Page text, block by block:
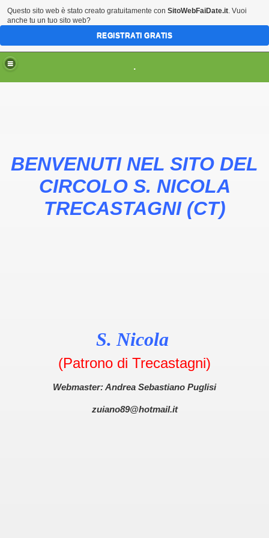
.
BENVENUTI NEL SITO DEL
CIRCOLO S. NICOLA
TRECASTAGNI (CT)
S. Nicola
(Patrono di Trecastagni)
Webmaster: Andrea Sebastiano Puglisi
zuiano89@hotmail.it
Questo sito web è stato creato gratuitamente con SitoWebFaiDate.it. Vuoi
anche tu un tuo sito web?
REGISTRATI GRATIS